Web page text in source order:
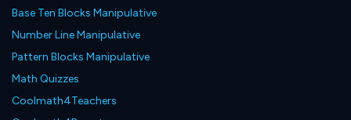
Base Ten Blocks Manipulative
Number Line Manipulative
Pattern Blocks Manipulative
Math Quizzes
Coolmath4Teachers